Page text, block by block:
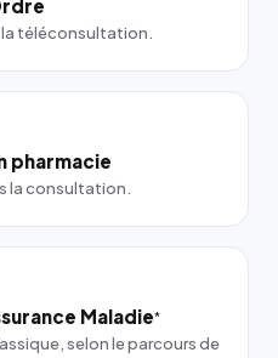
téléconsultation.
pharmacie
la consultation.
Maladie*
selon le parcours de